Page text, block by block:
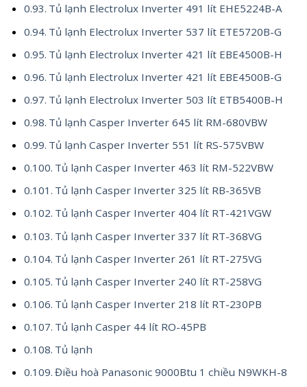
Tủ lạnh Electrolux Inverter 491 lít EHE5224B-A
Tủ lạnh Electrolux Inverter 537 lít ETE5720B-G
Tủ lạnh Electrolux Inverter 421 lít EBE4500B-H
Tủ lạnh Electrolux Inverter 421 lít EBE4500B-G
Tủ lạnh Electrolux Inverter 503 lít ETB5400B-H
Tủ lạnh Casper Inverter 645 lít RM-680VBW
Tủ lạnh Casper Inverter 551 lít RS-575VBW
Tủ lạnh Casper Inverter 463 lít RM-522VBW
Tủ lạnh Casper Inverter 325 lít RB-365VB
Tủ lạnh Casper Inverter 404 lít RT-421VGW
Tủ lạnh Casper Inverter 337 lít RT-368VG
Tủ lạnh Casper Inverter 261 lít RT-275VG
Tủ lạnh Casper Inverter 240 lít RT-258VG
Tủ lạnh Casper Inverter 218 lít RT-230PB
Tủ lạnh Casper 44 lít RO-45PB
Tủ lạnh
Điều hoà Panasonic 9000Btu 1 chiều N9WKH-8